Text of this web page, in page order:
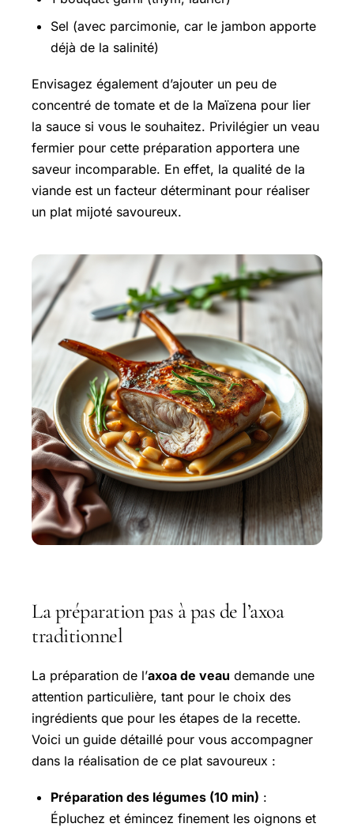
Sel (avec parcimonie, car le jambon apporte
déjà de la salinité)
Envisagez également d’ajouter un peu de
concentré de tomate et de la Maïzena pour lier
la sauce si vous le souhaitez. Privilégier un veau
fermier pour cette préparation apportera une
saveur incomparable. En effet, la qualité de la
viande est un facteur déterminant pour réaliser
un plat mijoté savoureux.
La préparation pas à pas de l’axoa
traditionnel
La préparation de l’axoa de veau demande une
attention particulière, tant pour le choix des
ingrédients que pour les étapes de la recette.
Voici un guide détaillé pour vous accompagner
dans la réalisation de ce plat savoureux :
Préparation des légumes (10 min) :
Épluchez et émincez finement les oignons et